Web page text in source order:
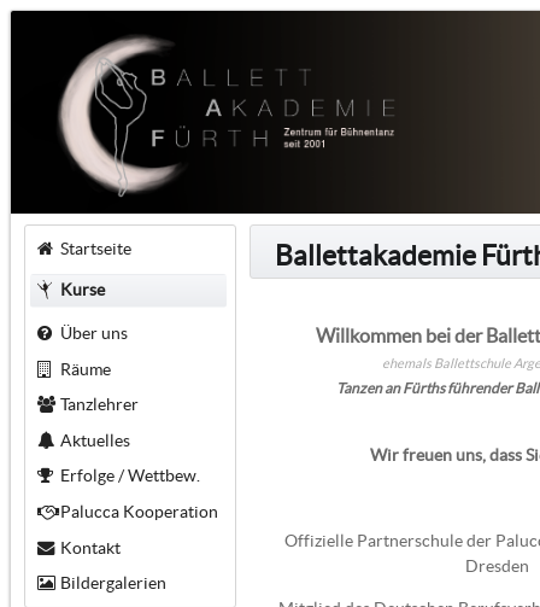
Startseite
Kurse
Über uns
Räume
Tanzlehrer
Aktuelles
Erfolge / Wettbew.
Palucca Kooperation
Kontakt
Bildergalerien
Ballettakademie
Willkommen bei der
ehemals Ballettschule
Tanzen an Fürths führender
Wir freuen uns, dass
Offizielle Partnerschule der
Dresden